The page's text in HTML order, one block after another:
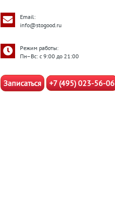
Email:
info@stogood.ru
Режим работы:
Пн–Вс: с 9:00 до 21:00
Записаться +7 (495) 023-56-06